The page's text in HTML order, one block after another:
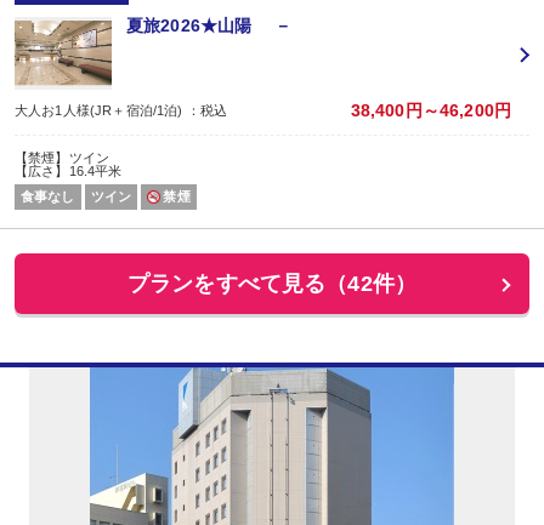
夏旅2026★山陽 －
大人お1人様(JR＋宿泊/1泊) ：税込 38,400円～46,200円
【禁煙】ツイン
【広さ】16.4平米
食事なし
ツイン 禁煙
プランをすべて見る（42件）